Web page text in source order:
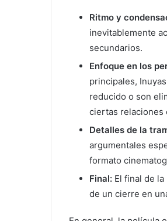
Ritmo y
inevitablemente
secundarios.
Enfoque en los
principales,
reducido o son
ciertas relaciones
Detalles de la
argumentales
formato
Final: El final de
de un cierre en